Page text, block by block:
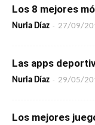
Los 8 mejores
Nuria Díaz - 27/09/
Las apps
Nuria Díaz - 29/05/
Los mejores